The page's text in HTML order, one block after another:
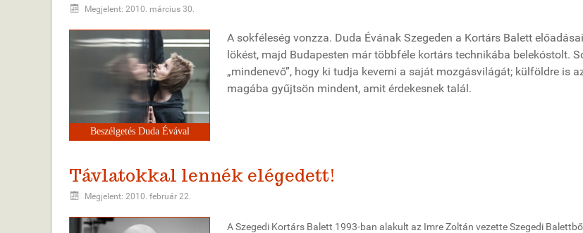
Megjelent: 2010. március 30.
Beszélgetés Duda Évával
A sokféleség vonzza. Duda Évának Szegeden a Kortárs Balett
lökést, majd Budapesten már többféle kortárs technikába belekóstolt.
„mindenevő”, hogy ki tudja keverni a saját mozgásvilágát; külföldre is
magába gyűjtsön mindent, amit érdekesnek talál.
Távlatokkal lennék elégedett!
Megjelent: 2010. február 22.
A Szegedi Kortárs Balett 1993-ban alakult az Imre Zoltán vezette Szegedi